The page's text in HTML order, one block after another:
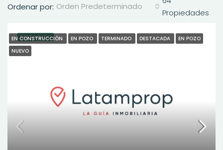
Propiedades
Ordenar por: Orden Predeterminado
DESTACADO
EN CONSTRUCCIÓN EN POZO TERMINADO DESTACADA
EN POZO
NUEVO